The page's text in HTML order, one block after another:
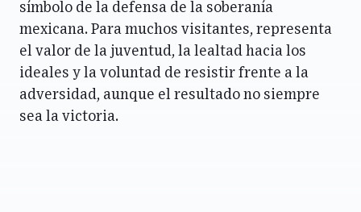
símbolo de la defensa de la soberanía
mexicana. Para muchos visitantes, representa
el valor de la juventud, la lealtad hacia los
ideales y la voluntad de resistir frente a la
adversidad, aunque el resultado no siempre
sea la victoria.